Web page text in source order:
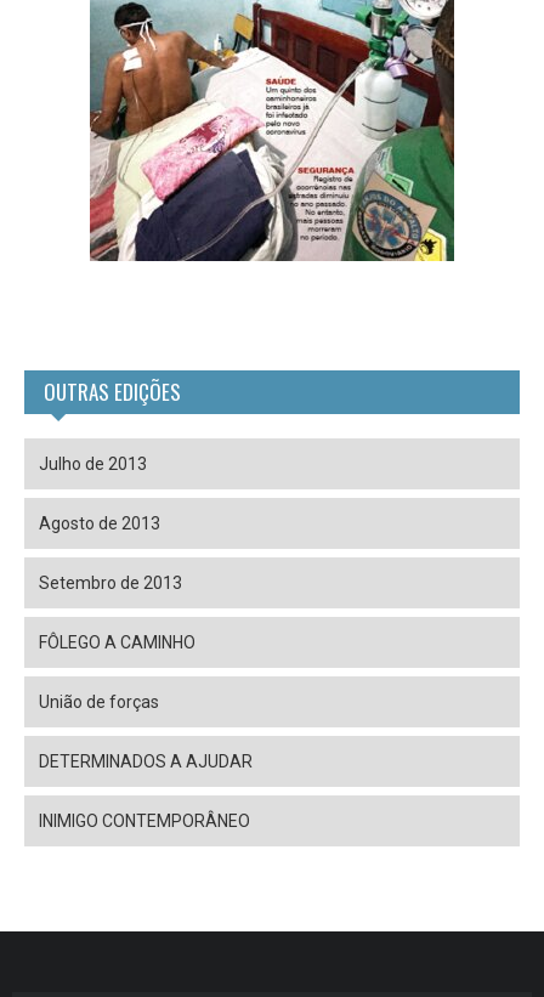
OUTRAS EDIÇÕES
Julho de 2013
Agosto de 2013
Setembro de 2013
FÔLEGO A CAMINHO
União de forças
DETERMINADOS A AJUDAR
INIMIGO CONTEMPORÂNEO